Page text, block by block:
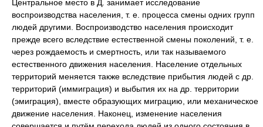
Центральное место в Д. занимает исследование
воспроизводства населения, т. е. процесса смены одних групп
людей другими. Воспроизводство населения происходит
прежде всего вследствие естественной смены поколений, т. е.
через рождаемость и смертность, или так называемого
естественного движения населения. Население отдельных
территорий меняется также вследствие прибытия людей с др.
территорий (иммиграция) и выбытия их на др. территории
(эмиграция), вместе образующих миграцию, или механическое
движение населения. Наконец, изменение населения